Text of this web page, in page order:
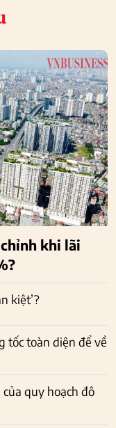
khi lãi
kiệt’?
tốc toàn diện để về
quy hoạch đô